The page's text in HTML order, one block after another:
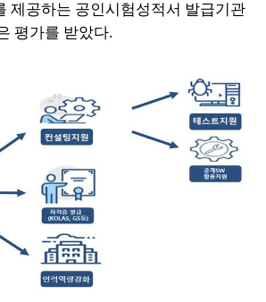
제공하는 공인시험성적서 발급기관
평가를 받았다.